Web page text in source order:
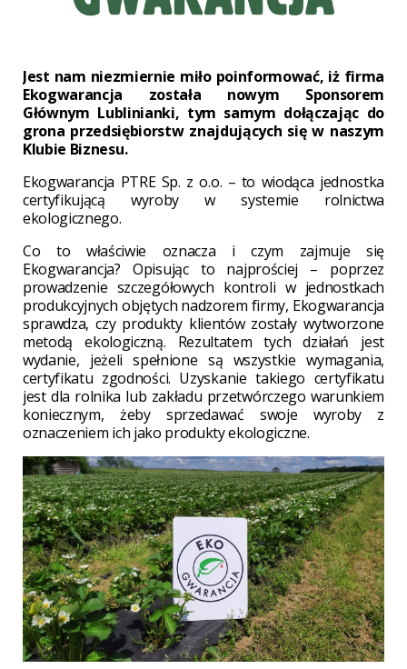
Jest nam niezmiernie miło poinformować, iż firma
Ekogwarancja została nowym Sponsorem
Głównym Lublinianki, tym samym dołączając do
grona przedsiębiorstw znajdujących się w naszym
Klubie Biznesu.
Ekogwarancja PTRE Sp. z o.o. – to wiodąca jednostka
certyfikującą wyroby w systemie rolnictwa
ekologicznego.
Co to właściwie oznacza i czym zajmuje się
Ekogwarancja? Opisując to najprościej – poprzez
prowadzenie szczegółowych kontroli w jednostkach
produkcyjnych objętych nadzorem firmy, Ekogwarancja
sprawdza, czy produkty klientów zostały wytworzone
metodą ekologiczną. Rezultatem tych działań jest
wydanie, jeżeli spełnione są wszystkie wymagania,
certyfikatu zgodności. Uzyskanie takiego certyfikatu
jest dla rolnika lub zakładu przetwórczego warunkiem
koniecznym, żeby sprzedawać swoje wyroby z
oznaczeniem ich jako produkty ekologiczne.